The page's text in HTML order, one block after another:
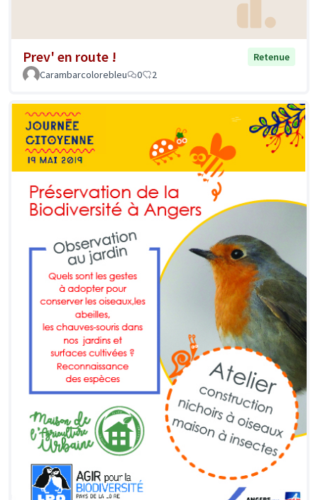
Prev' en route !
Retenue
Carambarcolorebleu
0 2